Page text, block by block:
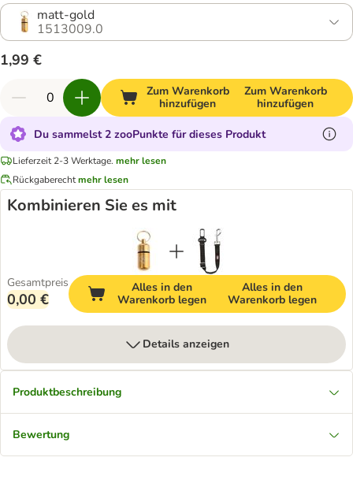
matt-gold
1513009.0
1,99 €
Zum Warenkorb
hinzufügen
Zum Warenkorb
hinzufügen
Du sammelst 2 zooPunkte für dieses Produkt
Lieferzeit 2-3 Werktage. mehr lesen
Rückgaberechtmehr lesen
Kombinieren Sie es mit
Gesamtpreis
0,00 €
Alles in den
Warenkorb legen
Alles in den
Warenkorb legen
Details anzeigen
Produktbeschreibung
Bewertung